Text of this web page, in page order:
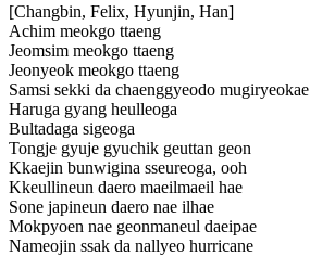
[Changbin, Felix, Hyunjin, Han]
Achim meokgo ttaeng
Jeomsim meokgo ttaeng
Jeonyeok meokgo ttaeng
Samsi sekki da chaenggyeodo mugiryeokae
Haruga gyang heulleoga
Bultadaga sigeoga
Tongje gyuje gyuchik geuttan geon
Kkaejin bunwigina sseureoga, ooh
Kkeullineun daero maeilmaeil hae
Sone japineun daero nae ilhae
Mokpyoen nae geonmaneul daeipae
Nameojin ssak da nallyeo hurricane